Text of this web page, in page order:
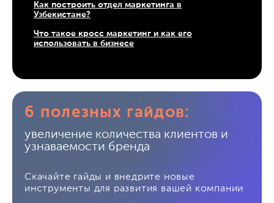
Как построить отдел маркетинга в
Узбекистане?
Что такое кросс маркетинг и как его
использовать в бизнесе
6 полезных гайдов:
увеличение количества клиентов и
узнаваемости бренда
Скачайте гайды и внедрите новые
инструменты для развития вашей компании